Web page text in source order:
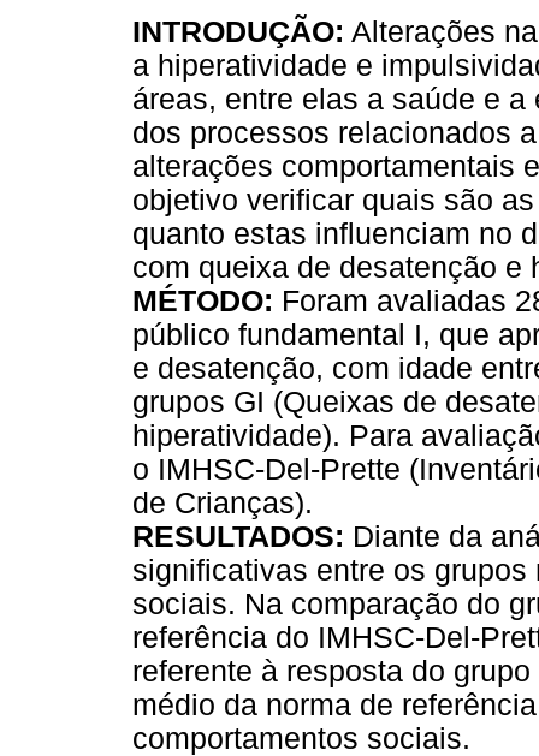
INTRODUÇÃO: Alterações
a hiperatividade e
áreas, entre elas a saúde e
dos processos relacionados
alterações comportamentais
objetivo verificar quais são
quanto estas influenciam no
com queixa de desatenção e
MÉTODO: Foram avaliadas
público fundamental I, que
e desatenção, com idade
grupos GI (Queixas de
hiperatividade). Para
o IMHSC-Del-Prette
de Crianças).
RESULTADOS: Diante da
significativas entre os
sociais. Na comparação do
referência do IMHSC-Del-
referente à resposta do
médio da norma de
comportamentos sociais.